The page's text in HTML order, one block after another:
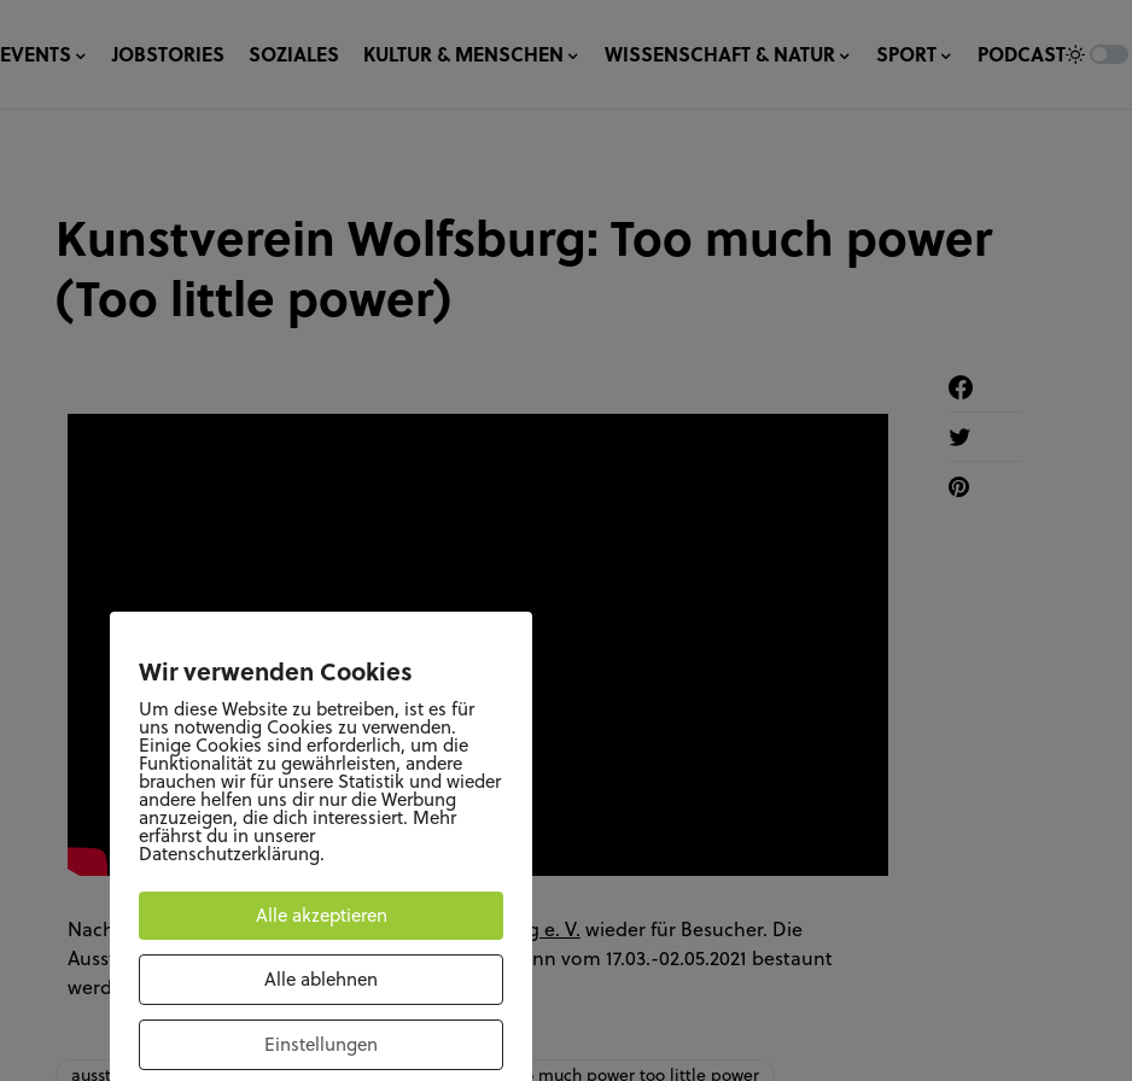
EVENTS JOBSTORIES SOZIALES KULTUR & MENSCHEN WISSENSCHAFT & NATUR SPORT PODCAST
Kunstverein Wolfsburg: Too much power
(Too little power)
Nach langer Pause öffnet derKunstverein Wolfsburg e. V. wieder für Besucher. Die
Ausstellung “Too much power (Too little power)” kann vom 17.03.-02.05.2021 bestaunt
werden.
ausstellung kunst Kunstverein Wolfsburg too much power too little power
Wir verwenden Cookies
Um diese Website zu betreiben, ist es für
uns notwendig Cookies zu verwenden.
Einige Cookies sind erforderlich, um die
Funktionalität zu gewährleisten, andere
brauchen wir für unsere Statistik und wieder
andere helfen uns dir nur die Werbung
anzuzeigen, die dich interessiert. Mehr
erfährst du in unserer
Datenschutzerklärung.
Alle akzeptieren
Alle ablehnen
Einstellungen